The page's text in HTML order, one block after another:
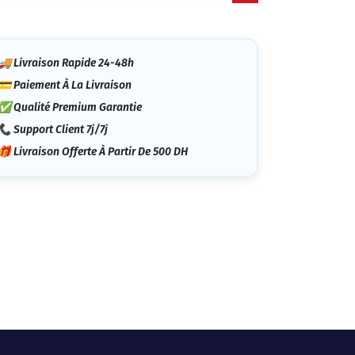
Livraison Rapide 24-48h
Paiement À La Livraison
Qualité Premium Garantie
Support Client 7j/7j
Livraison Offerte À Partir De 500 DH